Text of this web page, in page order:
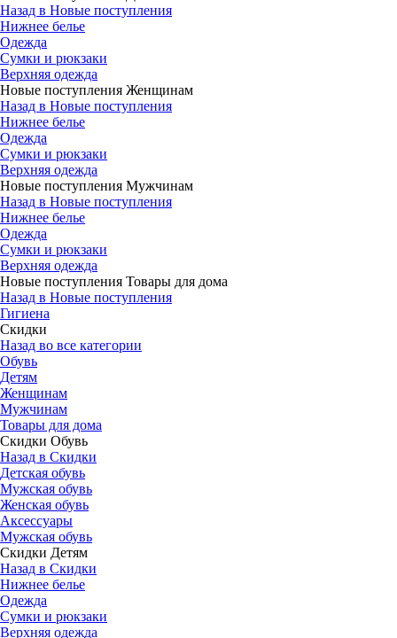
Назад в Новые поступления
Нижнее белье
Одежда
Сумки и рюкзаки
Верхняя одежда
Новые поступления Женщинам
Назад в Новые поступления
Нижнее белье
Одежда
Сумки и рюкзаки
Верхняя одежда
Новые поступления Мужчинам
Назад в Новые поступления
Нижнее белье
Одежда
Сумки и рюкзаки
Верхняя одежда
Новые поступления Товары для дома
Назад в Новые поступления
Гигиена
Скидки
Назад во все категории
Обувь
Детям
Женщинам
Мужчинам
Товары для дома
Скидки Обувь
Назад в Скидки
Детская обувь
Мужская обувь
Женская обувь
Аксессуары
Мужская обувь
Скидки Детям
Назад в Скидки
Нижнее белье
Одежда
Сумки и рюкзаки
Верхняя одежда